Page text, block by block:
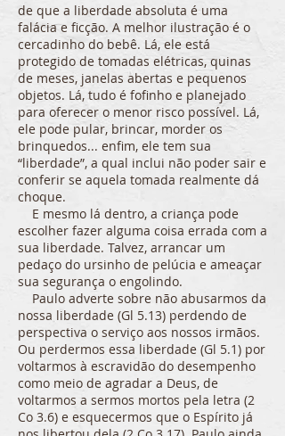
de que a liberdade absoluta é uma
falácia e ficção. A melhor ilustração é o
cercadinho do bebê. Lá, ele está
protegido de tomadas elétricas, quinas
de meses, janelas abertas e pequenos
objetos. Lá, tudo é fofinho e planejado
para oferecer o menor risco possível. Lá,
ele pode pular, brincar, morder os
brinquedos... enfim, ele tem sua
“liberdade”, a qual inclui não poder sair e
conferir se aquela tomada realmente dá
choque.
E mesmo lá dentro, a criança pode
escolher fazer alguma coisa errada com a
sua liberdade. Talvez, arrancar um
pedaço do ursinho de pelúcia e ameaçar
sua segurança o engolindo.
Paulo adverte sobre não abusarmos da
nossa liberdade (Gl 5.13) perdendo de
perspectiva o serviço aos nossos irmãos.
Ou perdermos essa liberdade (Gl 5.1) por
voltarmos à escravidão do desempenho
como meio de agradar a Deus, de
voltarmos a sermos mortos pela letra (2
Co 3.6) e esquecermos que o Espírito já